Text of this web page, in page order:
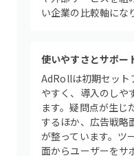
い企業の比較軸にな
使いやすさとサポー
AdRollは初期セット
やすく、導入のしや
ます。疑問点が生じ
するほか、広告戦略
が整っています。ツ
面からユーザーをサ